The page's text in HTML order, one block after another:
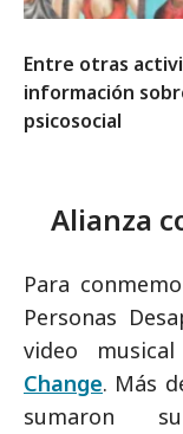
Entre otras
información
psicosocial
Alianza
Para
Personas
video
Change. Más
sumaron